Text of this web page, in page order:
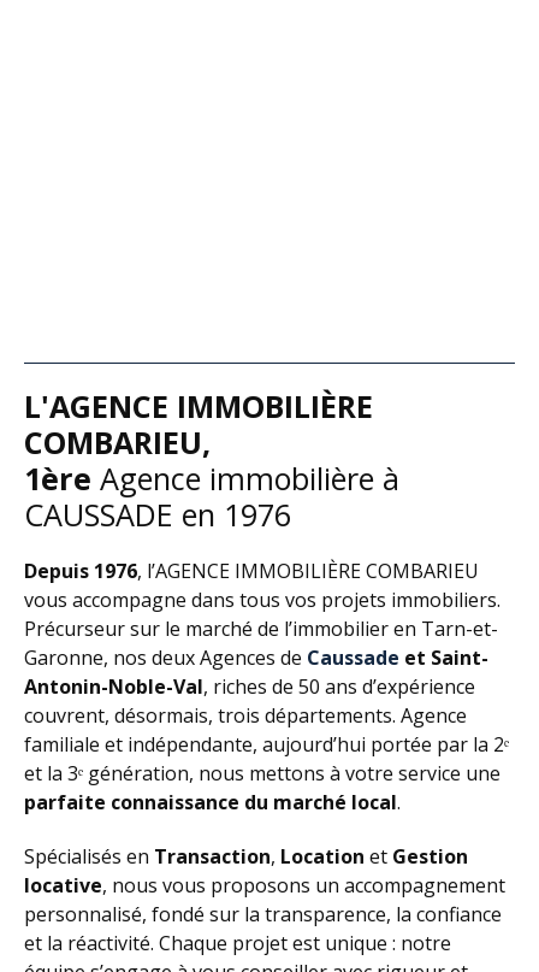
L'AGENCE IMMOBILIÈRE
COMBARIEU,
1ère Agence immobilière à
CAUSSADE en 1976
Depuis 1976, l’AGENCE IMMOBILIÈRE COMBARIEU
vous accompagne dans tous vos projets immobiliers.
Précurseur sur le marché de l’immobilier en Tarn-et-
Garonne, nos deux Agences de Caussade et Saint-
Antonin-Noble-Val, riches de 50 ans d’expérience
couvrent, désormais, trois départements. Agence
familiale et indépendante, aujourd’hui portée par la 2ᵉ
et la 3ᵉ génération, nous mettons à votre service une
parfaite connaissance du marché local.
Spécialisés en Transaction, Location et Gestion
locative, nous vous proposons un accompagnement
personnalisé, fondé sur la transparence, la confiance
et la réactivité. Chaque projet est unique : notre